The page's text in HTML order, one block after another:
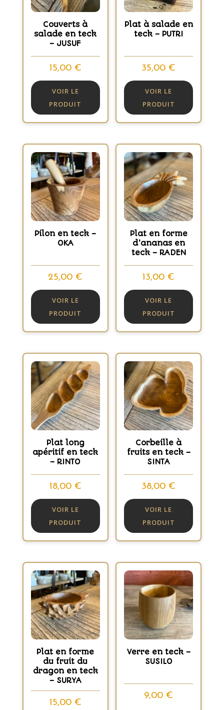
Couverts à
salade en teck
– JUSUF
15,00 €
VOIR LE
PRODUIT
Plat à salade en
teck – PUTRI
35,00 €
VOIR LE
PRODUIT
Pilon en teck –
OKA
25,00 €
VOIR LE
PRODUIT
Plat en forme
d’ananas en
teck – RADEN
13,00 €
VOIR LE
PRODUIT
Plat long
apéritif en teck
– RINTO
18,00 €
VOIR LE
PRODUIT
Corbeille à
fruits en teck –
SINTA
38,00 €
VOIR LE
PRODUIT
Plat en forme
du fruit du
dragon en teck
– SURYA
15,00 €
Verre en teck –
SUSILO
9,00 €